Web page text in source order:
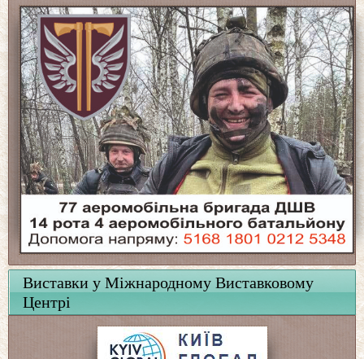
Виставки у Міжнародному Виставковому
Центрі